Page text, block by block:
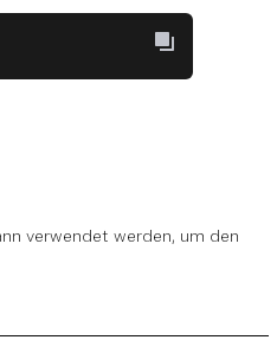
verwendet werden, um den